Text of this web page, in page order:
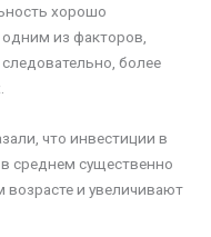
хорошо
из факторов,
более
что инвестиции в
среднем существенно
и увеличивают